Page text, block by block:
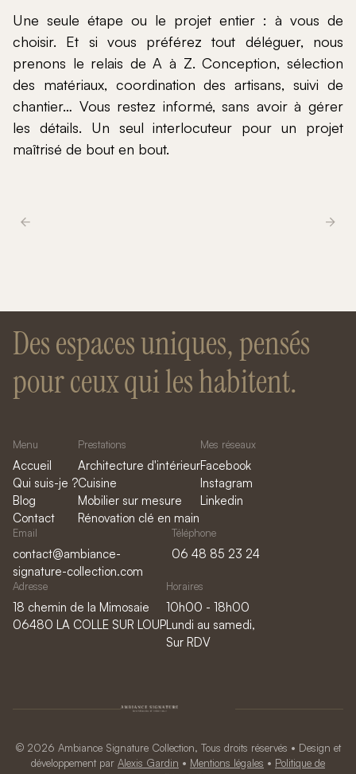
Une seule étape ou le projet entier : à vous de
choisir. Et si vous préférez tout déléguer, nous
prenons le relais de A à Z. Conception, sélection
des matériaux, coordination des artisans, suivi de
chantier… Vous restez informé, sans avoir à gérer
les détails. Un seul interlocuteur pour un projet
maîtrisé de bout en bout.
Des espaces uniques, pensés
pour ceux qui les habitent.
Menu
Accueil
Qui suis-je ?
Blog
Contact
Prestations
Architecture d'intérieur
Cuisine
Mobilier sur mesure
Rénovation clé en main
Mes réseaux
Facebook
Instagram
Linkedin
Email
contact@ambiance-
signature-collection.com
Téléphone
06 48 85 23 24
Adresse
18 chemin de la Mimosaie
06480 LA COLLE SUR LOUP
Horaires
10h00 - 18h00
Lundi au samedi,
Sur RDV
© 2026 Ambiance Signature Collection, Tous droits réservés • Design et
développement par Alexis Gardin • Mentions légales • Politique de